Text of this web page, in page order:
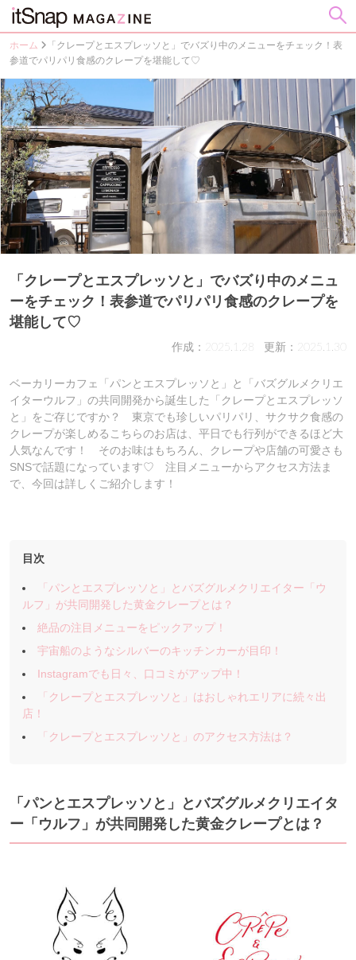
ホーム
「クレープとエスプレッソと」でバズり中のメニューをチェック！表
参道でパリパリ食感のクレープを堪能して♡
「クレープとエスプレッソと」でバズり中のメニュ
ーをチェック！表参道でパリパリ食感のクレープを
堪能して♡
作成：2025.1.28 更新：2025.1.30
ベーカリーカフェ「パンとエスプレッソと」と「バズグルメクリエ
イターウルフ」の共同開発から誕生した「クレープとエスプレッソ
と」をご存じですか？ 東京でも珍しいパリパリ、サクサク食感の
クレープが楽しめるこちらのお店は、平日でも行列ができるほど大
人気なんです！ そのお味はもちろん、クレープや店舗の可愛さも
SNSで話題になっています♡ 注目メニューからアクセス方法ま
で、今回は詳しくご紹介します！
目次
「パンとエスプレッソと」とバズグルメクリエイター「ウ
ルフ」が共同開発した黄金クレープとは？
絶品の注目メニューをピックアップ！
宇宙船のようなシルバーのキッチンカーが目印！
Instagramでも日々、口コミがアップ中！
「クレープとエスプレッソと」はおしゃれエリアに続々出
店！
「クレープとエスプレッソと」のアクセス方法は？
「パンとエスプレッソと」とバズグルメクリエイタ
ー「ウルフ」が共同開発した黄金クレープとは？